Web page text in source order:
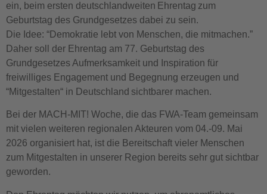
ein, beim ersten deutschlandweiten Ehrentag zum
Geburtstag des Grundgesetzes dabei zu sein.
Die Idee: “Demokratie lebt von Menschen, die mitmachen.”
Daher soll der Ehrentag am 77. Geburtstag des
Grundgesetzes Aufmerksamkeit und Inspiration für
freiwilliges Engagement und Begegnung erzeugen und
“Mitgestalten“ in Deutschland sichtbarer machen.
Bei der MACH-MIT! Woche, die das FWA-Team gemeinsam
mit vielen weiteren regionalen Akteuren vom 04.-09. Mai
2026 organisiert hat, ist die Bereitschaft vieler Menschen
zum Mitgestalten in unserer Region bereits sehr gut sichtbar
geworden.